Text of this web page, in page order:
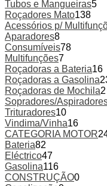
Tubos e Mangueiras5
Roçadores Mato138
Acessórios p/
Aparadores8
Consumíveis78
Multifunções7
Roçadoras a Bateria16
Roçadoras a Gasolina
Roçadoras de Mochila2
Sopradores/
Trituradores10
Vindima/Vinha16
CATEGORIA MOTOR
Bateria82
Eléctrico47
Gasolina116
CONSTRUÇÃO0